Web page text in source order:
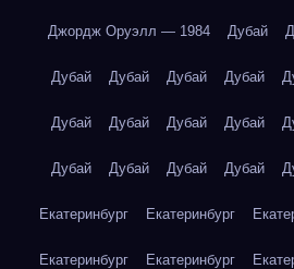
Джордж Оруэлл — 1984 Дубай
Дубай Дубай Дубай Дубай
Дубай Дубай Дубай Дубай
Дубай Дубай Дубай Дубай
Екатеринбург Екатеринбург
Екатеринбург Екатеринбург